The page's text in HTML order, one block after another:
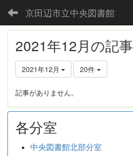
京田辺市立中央図書館
2021年12月の記
2021年12月 20件
記事がありません。
各分室
中央図書館北部分室